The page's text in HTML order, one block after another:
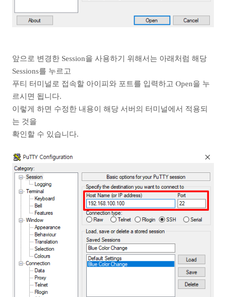
앞으로 변경한 Session을 사용하기 위해서는 아래처럼 해당
Sessions를 누르고
푸티 터미널로 접속할 아이피와 포트를 입력하고 Open을 누
르시면 됩니다.
이렇게 하면 수정한 내용이 해당 서버의 터미널에서 적용되
는 것을
확인할 수 있습니다.